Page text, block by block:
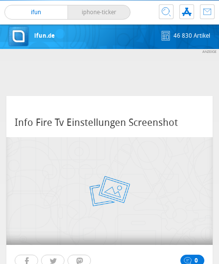
ifun iphone-ticker
ifun.de 46 830 Artikel
Info Fire Tv Einstellungen Screenshot
0